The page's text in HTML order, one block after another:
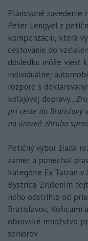
Plánované
Peter Lengyel z
kompenzáciu, ktorá
cestovanie do
dôsledku môže viesť
individuálnej
rozpore s
koľajovej dopravy. „
pri ceste do Bratislavy
na úroveň zhruba
Petičný výbor žiada
zámer a ponechal
kategórie Ex Tatran v
Bystrica. Zrušením
neho odstrihlo od
Bratislavou,
obrovské množstvo
seniorov.